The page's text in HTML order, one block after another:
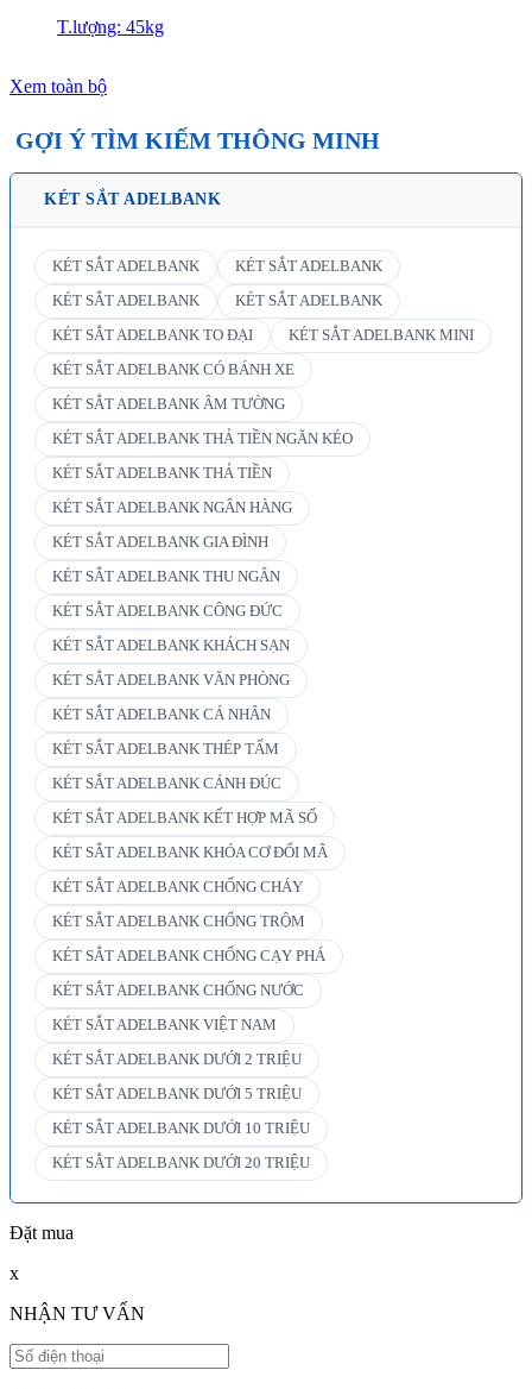
T.lượng: 45kg
Xem toàn bộ
GỢI Ý TÌM KIẾM THÔNG MINH
KÉT SẮT ADELBANK
KÉT SẮT ADELBANK KÉT SẮT ADELBANK
KÉT SẮT ADELBANK KÉT SẮT ADELBANK
KÉT SẮT ADELBANK TO ĐẠI KÉT SẮT ADELBANK MINI
KÉT SẮT ADELBANK CÓ BÁNH XE
KÉT SẮT ADELBANK ÂM TƯỜNG
KÉT SẮT ADELBANK THẢ TIỀN NGĂN KÉO
KÉT SẮT ADELBANK THẢ TIỀN
KÉT SẮT ADELBANK NGÂN HÀNG
KÉT SẮT ADELBANK GIA ĐÌNH
KÉT SẮT ADELBANK THU NGÂN
KÉT SẮT ADELBANK CÔNG ĐỨC
KÉT SẮT ADELBANK KHÁCH SẠN
KÉT SẮT ADELBANK VĂN PHÒNG
KÉT SẮT ADELBANK CÁ NHÂN
KÉT SẮT ADELBANK THÉP TẤM
KÉT SẮT ADELBANK CÁNH ĐÚC
KÉT SẮT ADELBANK KẾT HỢP MÃ SỐ
KÉT SẮT ADELBANK KHÓA CƠ ĐỔI MÃ
KÉT SẮT ADELBANK CHỐNG CHÁY
KÉT SẮT ADELBANK CHỐNG TRỘM
KÉT SẮT ADELBANK CHỐNG CẠY PHÁ
KÉT SẮT ADELBANK CHỐNG NƯỚC
KÉT SẮT ADELBANK VIỆT NAM
KÉT SẮT ADELBANK DƯỚI 2 TRIỆU
KÉT SẮT ADELBANK DƯỚI 5 TRIỆU
KÉT SẮT ADELBANK DƯỚI 10 TRIỆU
KÉT SẮT ADELBANK DƯỚI 20 TRIỆU
Đặt mua
x
NHẬN TƯ VẤN